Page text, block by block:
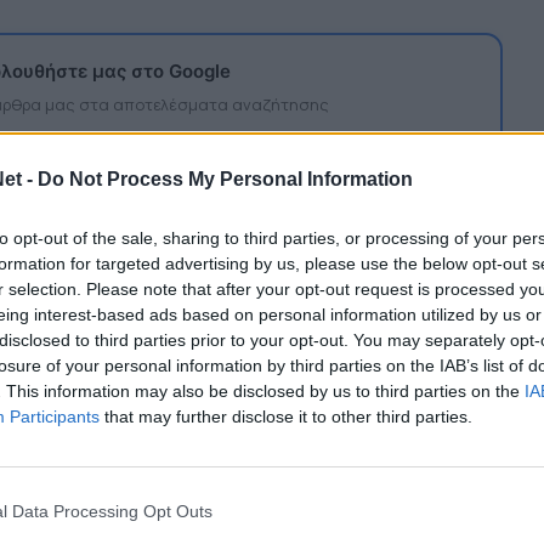
- Do Not Process My Personal Information
opt-out of the sale, sharing to third parties, or processing of your
for targeted advertising by us, please use the below opt-out
selection. Please note that after your opt-out request is processed
interest-based ads based on personal information utilized by us
to third parties prior to your opt-out. You may separately
of your personal information by third parties on the IAB’s list of
This information may also be disclosed by us to third parties on the
Participants that may further disclose it to other third parties.
Data Processing Opt Outs
μας στο Google
μας στα αποτελέσματα αναζήτησης
οι δύο πλευρές βρίσκονταν σε
συμφωνία και ο Τσότσαλιτς επιστρέφει
αγωνίστηκε 13 φορές, πριν τεθεί εκτός
στα τέλη του 2021.